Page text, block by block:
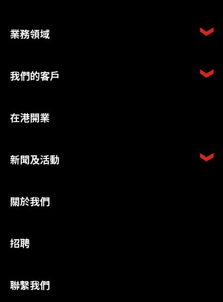
業務領域
我們的客戶
在港開業
新聞及活動
關於我們
招聘
聯繫我們